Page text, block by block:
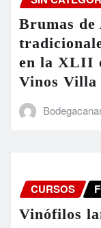
Brumas de
en la XLII
Vinos Villa
CURSOS
Vinófilos